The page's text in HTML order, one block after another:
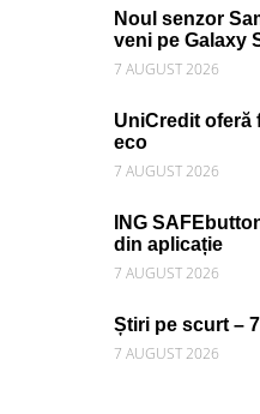
Noul senzor
veni pe Galaxy
7 AUGUST 2026
UniCredit
eco
7 AUGUST 2026
ING
din aplicație
7 AUGUST 2026
Știri pe scurt –
7 AUGUST 2026